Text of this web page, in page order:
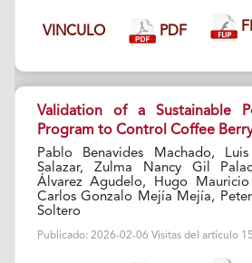
VINCULO PDF
Validation of a Sustainable
Program to Control Coffee
Pablo Benavides Machado,
Salazar, Zulma Nancy Gil
Álvarez Agudelo, Hugo Mauricio
Carlos Gonzalo Mejía Mejía,
Soltero
Publicado: 2026-02-06 Visitas del artículo